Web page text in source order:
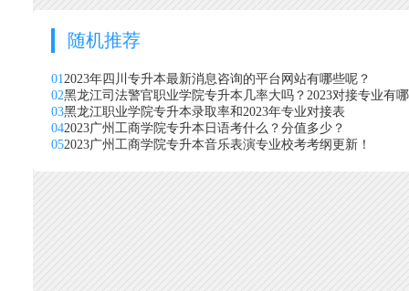
随机推荐
012023年四川专升本最新消息咨询的平台网站有哪些呢？
02黑龙江司法警官职业学院专升本几率大吗？2023对接专业有
03黑龙江职业学院专升本录取率和2023年专业对接表
042023广州工商学院专升本日语考什么？分值多少？
052023广州工商学院专升本音乐表演专业校考考纲更新！